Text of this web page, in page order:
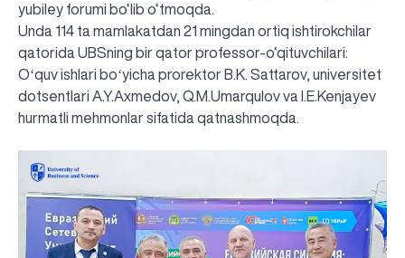
yubiley forumi bo‘lib o‘tmoqda.
Unda 114 ta mamlakatdan 21 mingdan ortiq ishtirokchilar
qatorida UBSning bir qator professor-o‘qituvchilari:
Oʻquv ishlari boʻyicha prorektor B.K. Sattarov, universitet
dotsentlari A.Y.Axmedov, Q.M.Umarqulov va I.E.Kenjayev
hurmatli mehmonlar sifatida qatnashmoqda.